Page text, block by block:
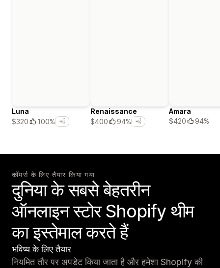
Luna
$320
100% नई
Renaissance
$400
94% नई
Amara
$420
94%
कॉमर्स के लिए तैयार किया गया
दुनिया के सबसे बेहतरीन
ऑनलाइन स्टोर Shopify थीम
का इस्तेमाल करते हैं
भविष्य के लिए तैयार
नियमित तौर पर अपडेट किया जाता है और हमेशा Shopify की